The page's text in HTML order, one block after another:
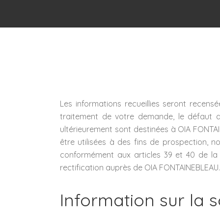
Les informations recueillies seront
traitement de votre demande, le défaut
ultérieurement sont destinées à OIA
être utilisées à des fins de prospection,
conformément aux articles 39 et 40 de la
rectification auprès de OIA FONTAINEBLEAU.
Information sur la